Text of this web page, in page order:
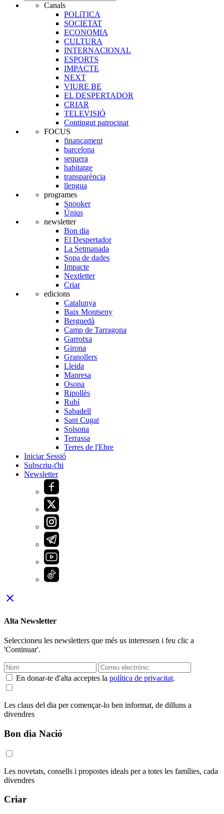
Canals
POLíTICA
SOCIETAT
ECONOMIA
CULTURA
INTERNACIONAL
ESPORTS
IMPACTE
NEXT
VIURE BE
EL DESPERTADOR
CRIAR
TELEVISIÓ
Contingut patrocinat
FOCUS
finançament
barcelona
sequera
habitatge
transparència
llengua
programes
Snooker
Úniqs
newsletter
Bon dia
El Despertador
La Setmanada
Sopa de dades
Impacte
Nextletter
Criar
edicions
Catalunya
Baix Montseny
Berguedà
Camp de Tarragona
Garrotxa
Girona
Granollers
Lleida
Manresa
Osona
Ripollès
Rubí
Sabadell
Sant Cugat
Solsona
Terrassa
Terres de l'Ebre
Iniciar Sessió
Subscriu-t'hi
Newsletter
close
Alta Newsletter
Seleccioneu les newsletters que més us interessen i feu clic a
'Continuar'.
En donar-te d'alta acceptes la política de privacitat.
Les claus del dia per començar-lo ben informat, de dilluns a
divendres
Bon dia Nació
Les novetats, consells i propostes ideals per a totes les famílies, cada
divendres
Criar